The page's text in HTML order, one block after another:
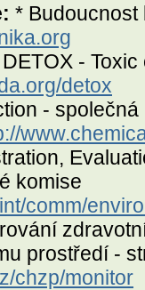
* Budoucnost
-
detox
-
komise
comm/
prostředí -
chzp/monitor